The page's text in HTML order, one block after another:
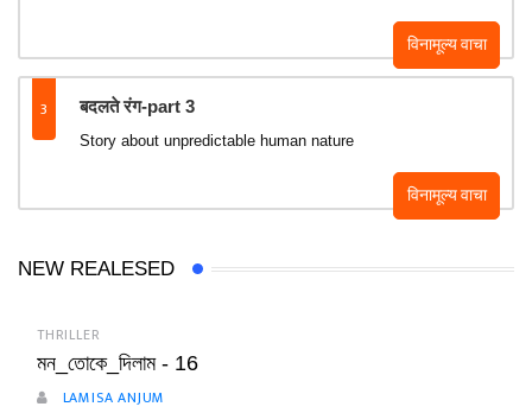
विनामूल्य वाचा
3 बदलते रंग-part 3
विनामूल्य वाचा
Story about unpredictable human nature
NEW REALESED
THRILLER
মন_তোকে_দিলাম - 16
LAMISA ANJUM